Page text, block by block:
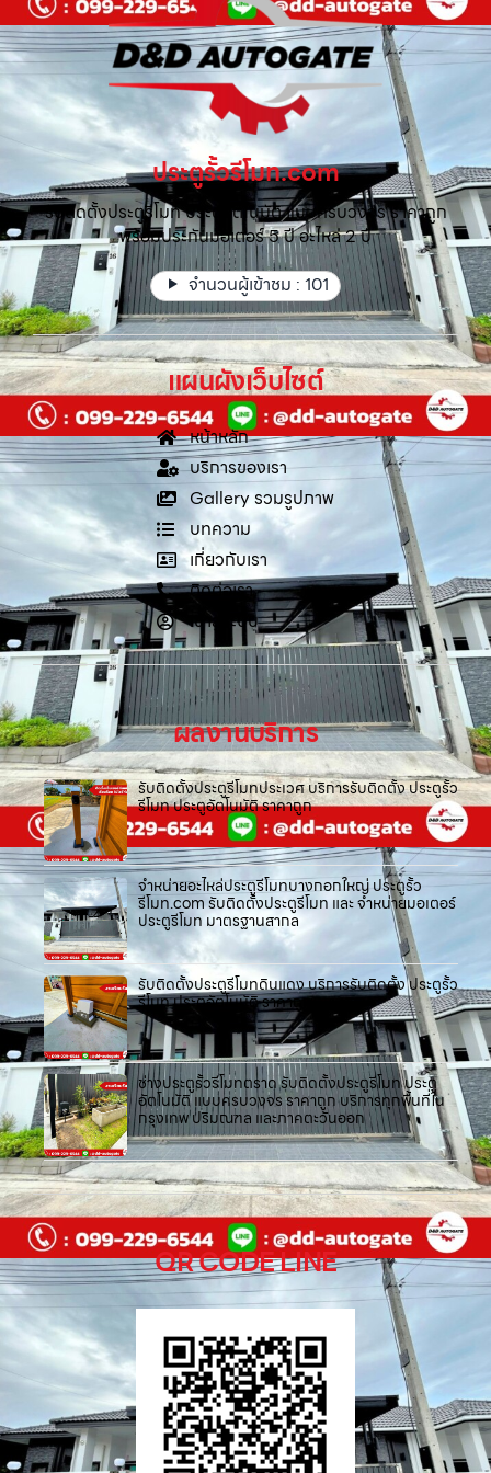
ประตูรั้วรีโมท.com
รับติดตั้งประตูรีโมท ประตูอัตโนมัติ แบบครบวงจร ราคาถูก
พร้อมประกันมอเตอร์ 5 ปี อะไหล่ 2 ปี
จำนวนผู้เข้าชม : 101
แผนผังเว็บไซต์
หน้าหลัก
บริการของเรา
Gallery รวมรูปภาพ
บทความ
เกี่ยวกับเรา
ติดต่อเรา
เข้าสู่ระบบ
ผลงานบริการ
รับติดตั้งประตูรีโมทประเวศ บริการรับติดตั้ง ประตูรั้ว
รีโมท ประตูอัตโนมัติ ราคาถูก
จำหน่ายอะไหล่ประตูรีโมทบางกอกใหญ่ ประตูรั้ว
รีโมท.com รับติดตั้งประตูรีโมท และ จำหน่ายมอเตอร์
ประตูรีโมท มาตรฐานสากล
รับติดตั้งประตูรีโมทดินแดง บริการรับติดตั้ง ประตูรั้ว
รีโมท ประตูอัตโนมัติ ราคาถูก
ช่างประตูรั้วรีโมทตราด รับติดตั้งประตูรีโมท ประตู
อัตโนมัติ แบบครบวงจร ราคาถูก บริการทุกพื้นที่ใน
กรุงเทพ ปริมณฑล และภาคตะวันออก
QR CODE LINE